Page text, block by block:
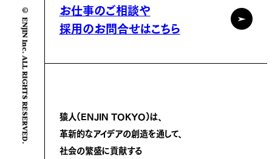
© ENJIN Inc. ALL RIGHTS RESERVED.
お仕事のご相談や
採用のお問合せはこちら
猿人(ENJIN TOKYO)は、
革新的なアイデアの創造を通して、
社会の繁盛に貢献する